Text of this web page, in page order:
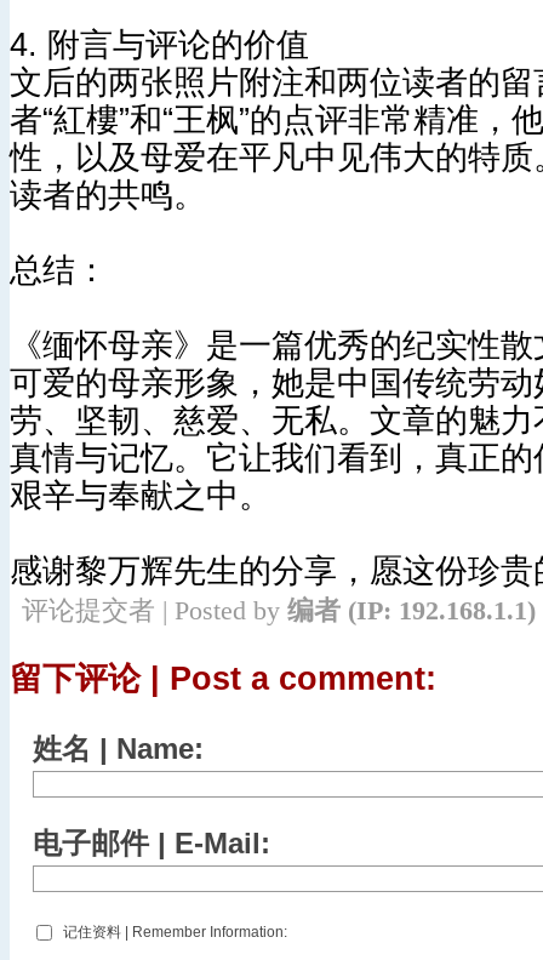
4. 附言与评论的价值
文后的两张照片附注和两位读者的
者“紅樓”和“王枫”的点评非常精准，
性，以及母爱在平凡中见伟大的特
读者的共鸣。
总结：
《缅怀母亲》是一篇优秀的纪实性
可爱的母亲形象，她是中国传统劳
劳、坚韧、慈爱、无私。文章的魅
真情与记忆。它让我们看到，真正
艰辛与奉献之中。
感谢黎万辉先生的分享，愿这份珍
评论提交者 | Posted by 编者 (IP: 192.168.1.1)
留下评论 | Post a comment:
姓名 | Name:
电子邮件 | E-Mail:
记住资料 | Remember Information: